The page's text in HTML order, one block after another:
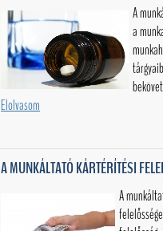
A
a
Elolvasom
A MUNKÁLTATÓ KÁRTÉRÍTÉSI
A